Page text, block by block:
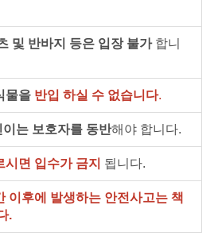
및 반바지 등은 입장 불가합니
물을 반입 하실 수 없습니다.
는 보호자를 동반해야 합니다.
면 입수가 금지 됩니다.
이후에 발생하는 안전사고는 책
.